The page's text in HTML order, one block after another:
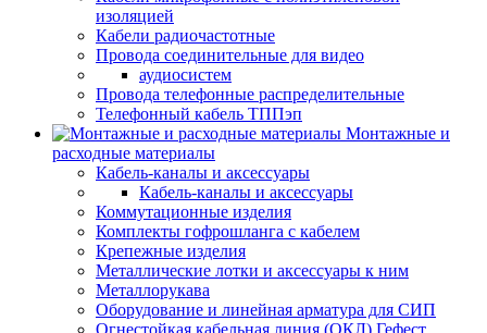
изоляцией
Кабели радиочастотные
Провода соединительные для видео
аудиосистем
Провода телефонные распределительные
Телефонный кабель ТППэп
Монтажные и
расходные материалы
Кабель-каналы и аксессуары
Кабель-каналы и аксессуары
Коммутационные изделия
Комплекты гофрошланга с кабелем
Крепежные изделия
Металлические лотки и аксессуары к ним
Металлорукава
Оборудование и линейная арматура для СИП
Огнестойкая кабельная линия (ОКЛ) Гефест